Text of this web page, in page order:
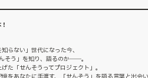
らない」世代になった今、
そう」を知り、語るのか――。
た「せんそうってプロジェクト」。